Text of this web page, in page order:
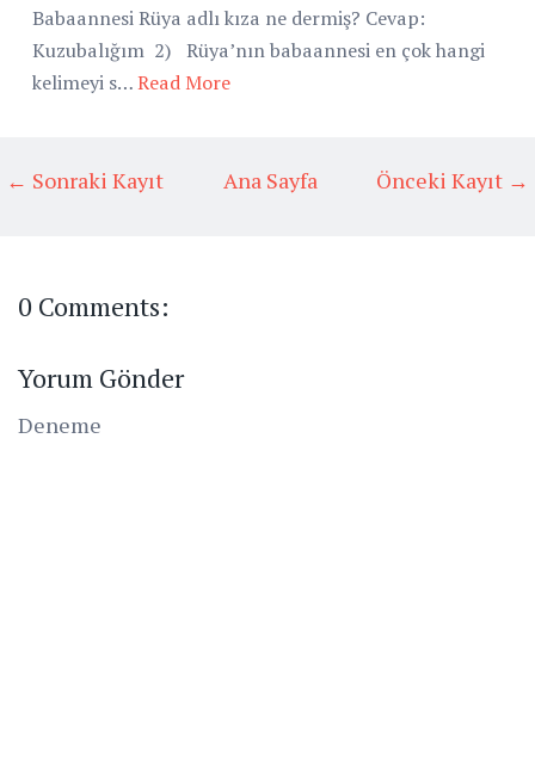
Babaannesi Rüya adlı kıza ne dermiş? Cevap:
Kuzubalığım 2) Rüya’nın babaannesi en çok hangi
kelimeyi s…Read More
← Sonraki Kayıt Önceki Kayıt →
Ana Sayfa
0 Comments:
Yorum Gönder
Deneme